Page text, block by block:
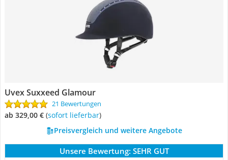
Uvex Suxxeed Glamour
21 Bewertungen
ab 329,00 € ( Sofort lieferbar)
Preisvergleich und weitere Angebote
Unsere Bewertung: SEHR GUT